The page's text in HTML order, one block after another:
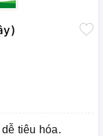
tiêu hóa.